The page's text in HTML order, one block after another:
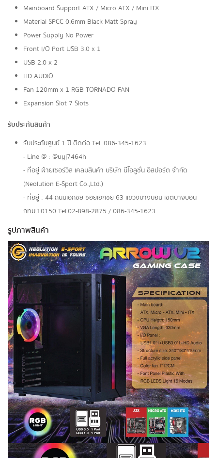
Mainboard Support ATX / Micro ATX / Mini ITX
Material SPCC 0.6mm Black Matt Spray
Power Supply No Power
Front I/O Port USB 3.0 x 1
USB 2.0 x 2
HD AUDIO
Fan 120mm x 1 RGB TORNADO FAN
Expansion Slot 7 Slots
รับประกันสินค้า
รับประกันศูนย์ 1 ปี ติดต่อ Tel. 086-345-1623
- Line @ : @uyj7464h
- ที่อยู่ ฝ่ายเซอร์วิส เคลมสินค้า บริษัท นีโอลูชั่น อีสปอร์ต จำกัด
(Neolution E-Sport Co.,Ltd.)
- ที่อยู่ : 44 ถนนเอกชัย ซอยเอกชัย 63 แขวงบางบอน เขตบางบอน
กทม.10150 Tel.02-898-2875 / 086-345-1623
รูปภาพสินค้า